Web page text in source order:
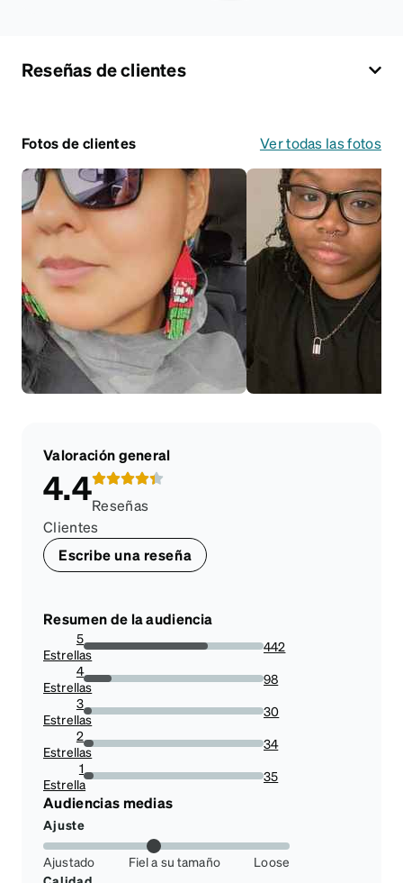
Reseñas de clientes
Fotos de clientes Ver todas las fotos
Valoración general
4.4Reseñas
Clientes
Escribe una reseña
Resumen de la audiencia
5
Estrellas69.17057902973396%
442
4
Estrellas15.336463223787167%
98
3
Estrellas4.694835680751173%
30
2
Estrellas5.320813771517996%
34
1
Estrella5.477308294209703%
35
Audiencias medias
Ajuste
Ajustado Fiel a su tamaño
Loose